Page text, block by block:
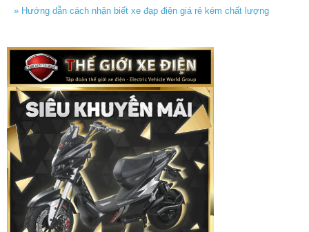
» Hướng dẫn cách nhận biết xe đạp điện giá rẻ kém chất lượng